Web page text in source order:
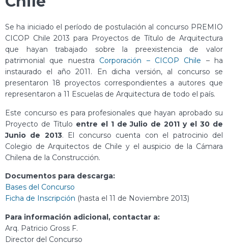
Se ha iniciado el período de postulación al concurso PREMIO
CICOP Chile 2013 para Proyectos de Título de Arquitectura
que hayan trabajado sobre la preexistencia de valor
patrimonial que nuestra Corporación – CICOP Chile – ha
instaurado el año 2011. En dicha versión, al concurso se
presentaron 18 proyectos correspondientes a autores que
representaron a 11 Escuelas de Arquitectura de todo el país.
Este concurso es para profesionales que hayan aprobado su
Proyecto de Título entre el 1 de Julio de 2011 y el 30 de
Junio de 2013. El concurso cuenta con el patrocinio del
Colegio de Arquitectos de Chile y el auspicio de la Cámara
Chilena de la Construcción.
Documentos para descarga:
Bases del Concurso
Ficha de Inscripción (hasta el 11 de Noviembre 2013)
Para información adicional, contactar a:
Arq. Patricio Gross F.
Director del Concurso